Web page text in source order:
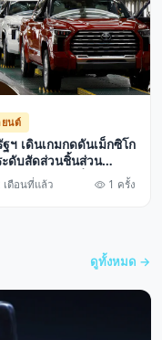
นต์
ฐฯ เดินเกมกดดันเม็กซิโก
ะดับสัดส่วนชิ้นส่วน
นต์ในภูมิภาคเพื่อสิทธิ
ยชน์การค้า
เดือนที่แล้ว 1 ครั้ง
ดูทั้งหมด →